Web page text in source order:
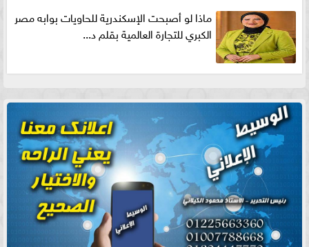
ماذا لو أصبحت الإسكندرية للحاويات بوابه مصر
الكبري للتجارة العالمية بقلم د...